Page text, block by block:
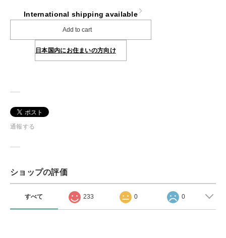
International shipping available
Add to cart
日本国内にお住まいの方向け
通報する
ショップの評価
すべて 233 0 0